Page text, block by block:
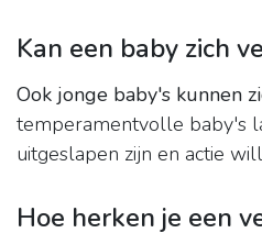
Kan een baby zich
Ook jonge baby's kunnen
temperamentvolle baby's
uitgeslapen zijn en actie
Hoe herken je een